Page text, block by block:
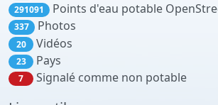
291091 Points d'eau potable
337 Photos
20 Vidéos
23 Pays
7 Signalé comme non potable